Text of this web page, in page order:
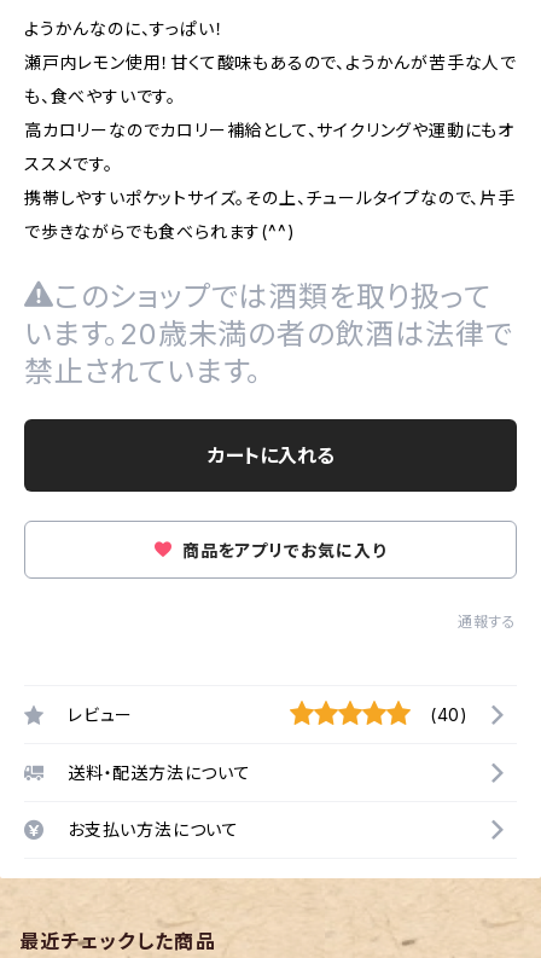
ようかんなのに、すっぱい！
瀬戸内レモン使用！甘くて酸味もあるので、ようかんが苦手な人で
も、食べやすいです。
高カロリーなのでカロリー補給として、サイクリングや運動にもオ
ススメです。
携帯しやすいポケットサイズ。その上、チュールタイプなので、片手
で歩きながらでも食べられます(^^)
このショップでは酒類を取り扱って
います。20歳未満の者の飲酒は法律で
禁止されています。
カートに入れる
商品をアプリでお気に入り
通報する
レビュー (40)
送料・配送方法について
お支払い方法について
最近チェックした商品